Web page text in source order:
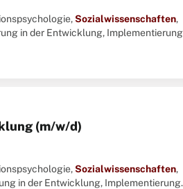
Sozialwissenschaften,
in der Entwicklung, Implementierung
(m/w/d)
Sozialwissenschaften,
in der Entwicklung, Implementierung